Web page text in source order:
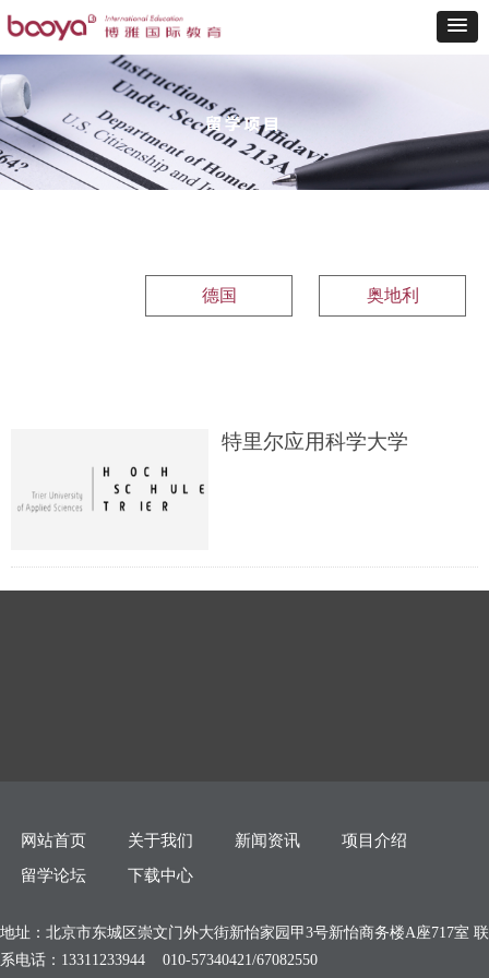
德国 奥地利
特里尔应用科学大学
网站首页 关于我们 新闻资讯
项目介绍
留学论坛
下载中心
地址：北京市东城区崇文门外大街新怡家园甲3号新怡商务楼A座717室 联
系电话：13311233944 010-57340421/67082550